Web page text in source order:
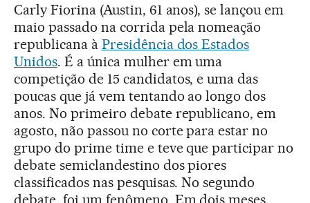
Carly Fiorina (Austin, 61 anos), se lançou em
maio passado na corrida pela nomeação
republicana à Presidência dos Estados
Unidos. É a única mulher em uma
competição de 15 candidatos, e uma das
poucas que já vem tentando ao longo dos
anos. No primeiro debate republicano, em
agosto, não passou no corte para estar no
grupo do prime time e teve que participar no
debate semiclandestino dos piores
classificados nas pesquisas. No segundo
debate, foi um fenômeno. Em dois meses,